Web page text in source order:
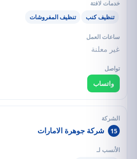
تنظيف كنب تنظيف المفروشات
غير معلنة
واتساب
15 شركة جوهرة الامارات